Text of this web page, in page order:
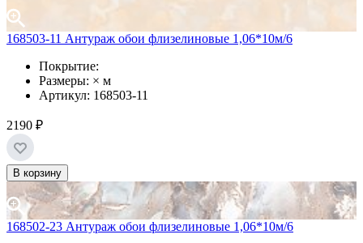
168503-11 Антураж обои флизелиновые 1,06*10м/6
Покрытие:
Размеры: × м
Артикул: 168503-11
2190 ₽
В корзину
168502-23 Антураж обои флизелиновые 1,06*10м/6